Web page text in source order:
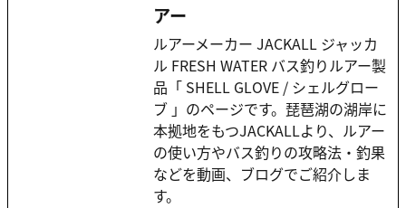
アー
ルアーメーカー JACKALL ジャッカ
ル FRESH WATER バス釣りルアー製
品「 SHELL GLOVE / シェルグロー
ブ 」のページです。琵琶湖の湖岸に
本拠地をもつJACKALLより、ルアー
の使い方やバス釣りの攻略法・釣果
などを動画、ブログでご紹介しま
す。